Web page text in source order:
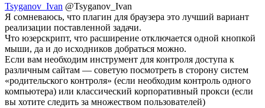
Tsyganov_Ivan @Tsyganov_Ivan
Я сомневаюсь, что плагин для браузера это лучший вариант
реализации поставленной задачи.
Что юзерскрипт, что расширение отключается одной кнопкой
мыши, да и до исходников добраться можно.
Если вам необходим инструмент для контроля доступа к
различным сайтам — советую посмотреть в сторону систем
«родительского контроля» (если необходим контроль одного
компьютера) или классический корпоративный прокси (если
вы хотите следить за множеством пользователей)